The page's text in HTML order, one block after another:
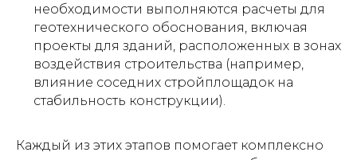
необходимости выполняются расчеты для
геотехнического обоснования, включая
проекты для зданий, расположенных в зонах
воздействия строительства (например,
влияние соседних стройплощадок на
стабильность конструкции).
Каждый из этих этапов помогает комплексно